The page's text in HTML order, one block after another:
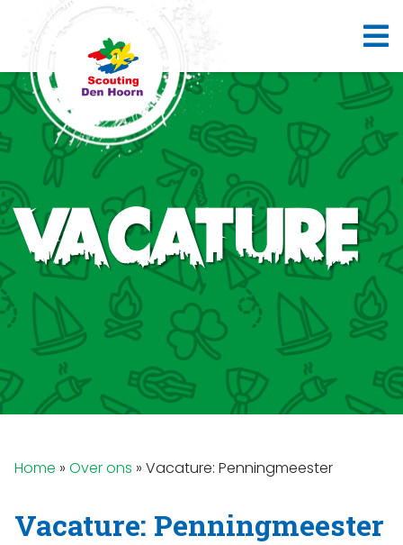
Vacature
Home » Over ons » Vacature: Penningmeester
Vacature: Penningmeester